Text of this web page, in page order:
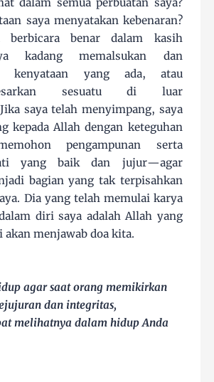
saya menyatakan kebenaran?
berbicara benar dalam kasih
kadang memalsukan dan
kenyataan yang ada, atau
besarkan sesuatu di luar
saya telah menyimpang, saya
kepada Allah dengan keteguhan
pengampunan serta
yang baik dan jujur—agar
bagian yang tak terpisahkan
Dia yang telah memulai karya
diri saya adalah Allah yang
akan menjawab doa kita.
agar saat orang memikirkan
dan integritas,
melihatnya dalam hidup Anda